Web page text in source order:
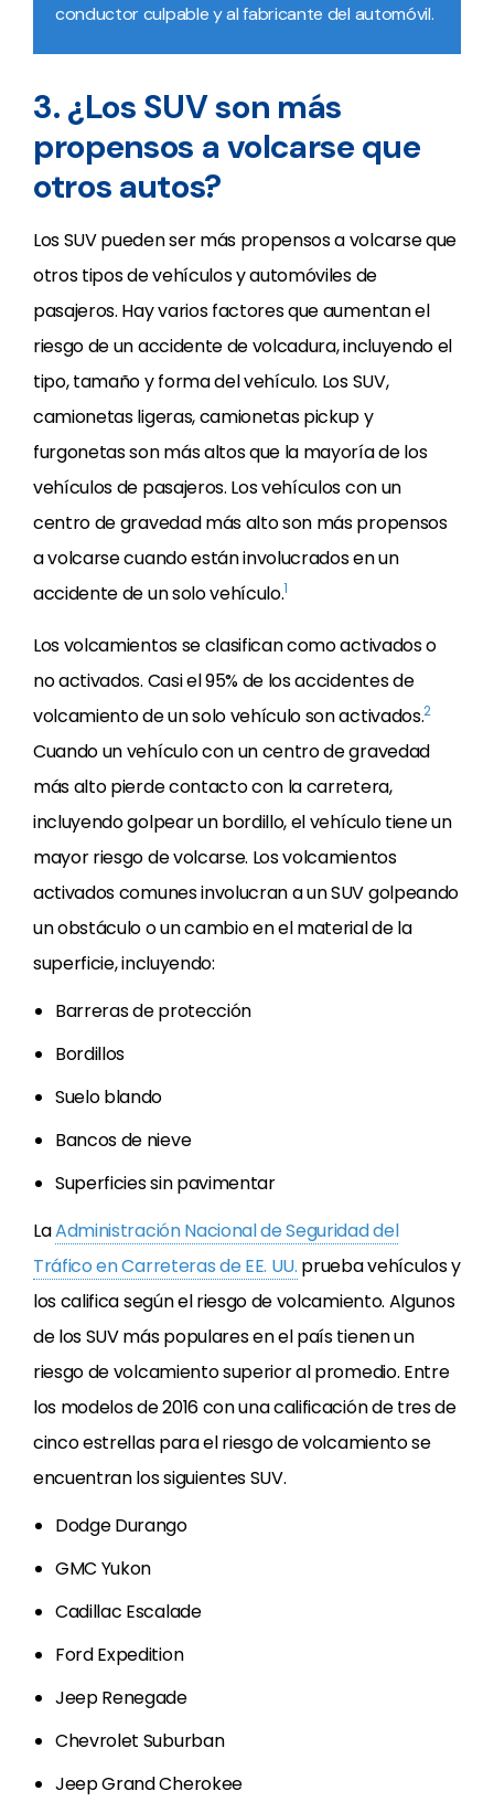
conductor culpable y al fabricante del automóvil.
3. ¿Los SUV son más
propensos a volcarse que
otros autos?
Los SUV pueden ser más propensos a volcarse que
otros tipos de vehículos y automóviles de
pasajeros. Hay varios factores que aumentan el
riesgo de un accidente de volcadura, incluyendo el
tipo, tamaño y forma del vehículo. Los SUV,
camionetas ligeras, camionetas pickup y
furgonetas son más altos que la mayoría de los
vehículos de pasajeros. Los vehículos con un
centro de gravedad más alto son más propensos
a volcarse cuando están involucrados en un
accidente de un solo vehículo.1
Los volcamientos se clasifican como activados o
no activados. Casi el 95% de los accidentes de
volcamiento de un solo vehículo son activados.2
Cuando un vehículo con un centro de gravedad
más alto pierde contacto con la carretera,
incluyendo golpear un bordillo, el vehículo tiene un
mayor riesgo de volcarse. Los volcamientos
activados comunes involucran a un SUV golpeando
un obstáculo o un cambio en el material de la
superficie, incluyendo:
Barreras de protección
Bordillos
Suelo blando
Bancos de nieve
Superficies sin pavimentar
LaAdministración Nacional de Seguridad del
Tráfico en Carreteras de EE. UU. prueba vehículos y
los califica según el riesgo de volcamiento. Algunos
de los SUV más populares en el país tienen un
riesgo de volcamiento superior al promedio. Entre
los modelos de 2016 con una calificación de tres de
cinco estrellas para el riesgo de volcamiento se
encuentran los siguientes SUV.
Dodge Durango
GMC Yukon
Cadillac Escalade
Ford Expedition
Jeep Renegade
Chevrolet Suburban
Jeep Grand Cherokee